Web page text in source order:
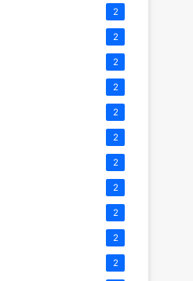
2
2
2
2
2
2
2
2
2
2
2